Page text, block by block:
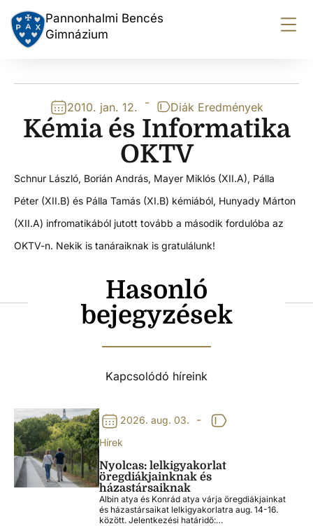
Pannonhalmi Bencés
Gimnázium
2010. jan. 12. - Diák Eredmények
Kémia és Informatika
OKTV
Schnur László, Borián András, Mayer Miklós (XII.A), Pálla
Péter (XII.B) és Pálla Tamás (XI.B) kémiából, Hunyady Márton
(XII.A) infromatikából jutott tovább a második fordulóba az
OKTV-n. Nekik is tanáraiknak is gratulálunk!
Hasonló
bejegyzések
Kapcsolódó híreink
2026. aug. 03. -
Hírek
Nyolcas: lelkigyakorlat
öregdiákjainknak és
házastársaiknak
Albin atya és Konrád atya várja öregdiákjainkat
és házastársaikat lelkigyakorlatra aug. 14-16.
között. Jelentkezési határidő:…